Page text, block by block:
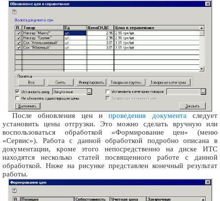
После обновления цен ипроведения документаследует
установить цены отгрузки. Это можно сделать вручную или
воспользоваться обработкой «Формирование цен» (меню
«Сервис»). Работа с данной обработкой подробно описана в
документации, кроме этого непосредственно на диске ИТС
находятся несколько статей посвященного работе с данной
обработкой. Ниже на рисунке представлен конечный результат
работы.